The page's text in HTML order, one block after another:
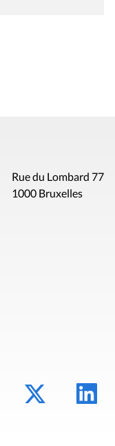
Rue du Lombard 77
1000 Bruxelles